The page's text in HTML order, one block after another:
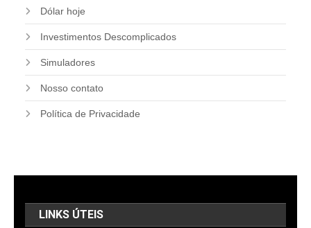
Dólar hoje
Investimentos Descomplicados
Simuladores
Nosso contato
Política de Privacidade
LINKS ÚTEIS